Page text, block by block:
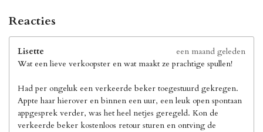
Reacties
Lisette
een maand geleden
Wat een lieve verkoopster en wat maakt ze prachtige spullen!
Had per ongeluk een verkeerde beker toegestuurd gekregen.
Appte haar hierover en binnen een uur, een leuk open spontaan
appgesprek verder, was het heel netjes geregeld. Kon de
verkeerde beker kostenloos retour sturen en ontving de